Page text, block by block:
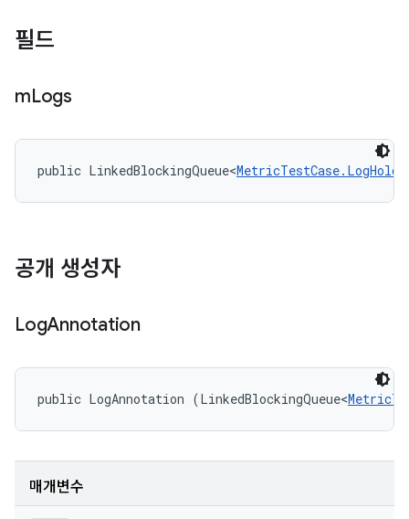
필드
mLogs
public LinkedBlockingQueue<
공개 생성자
LogAnnotation
public LogAnnotation (LinkedBlockingQueue<
매개변수